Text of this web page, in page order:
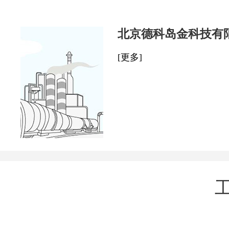
北京德科岛金科技有
[更多]